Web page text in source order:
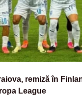
remiză în
League